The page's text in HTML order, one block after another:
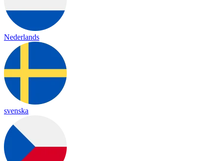
Nederlands
svenska